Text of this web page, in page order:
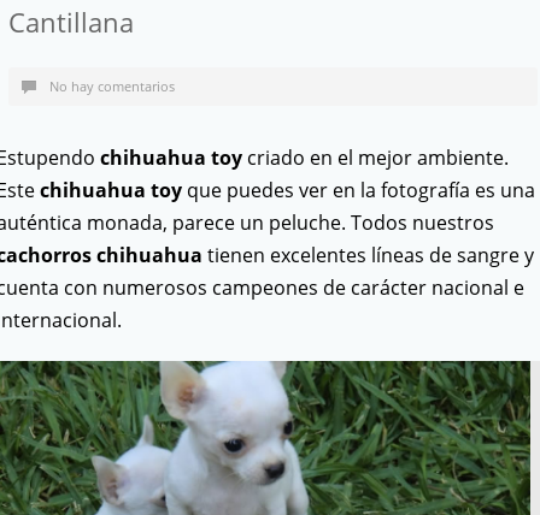
Cantillana
No hay comentarios
chihuahua toycriado en el mejor ambiente.
chihuahua toyque puedes ver en la fotografía es una
monada, parece un peluche. Todos nuestros
chihuahua tienen excelentes líneas de sangre y
con numerosos campeones de carácter nacional e